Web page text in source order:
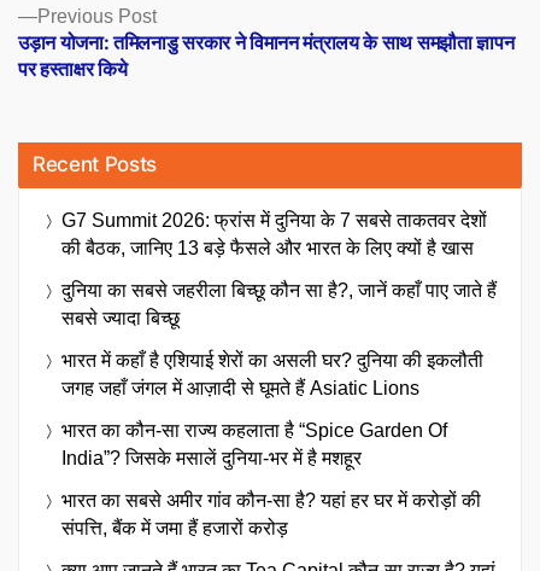
Previous PostPrevious
post:
उड़ान योजना: तमिलनाडु सरकार ने विमानन मंत्रालय के साथ समझौता ज्ञापन
पर हस्ताक्षर किये
Recent Posts
G7 Summit 2026: फ्रांस में दुनिया के 7 सबसे ताकतवर देशों
की बैठक, जानिए 13 बड़े फैसले और भारत के लिए क्यों है खास
दुनिया का सबसे जहरीला बिच्छू कौन सा है?, जानें कहाँ पाए जाते हैं
सबसे ज्यादा बिच्छू
भारत में कहाँ है एशियाई शेरों का असली घर? दुनिया की इकलौती
जगह जहाँ जंगल में आज़ादी से घूमते हैं Asiatic Lions
भारत का कौन-सा राज्य कहलाता है “Spice Garden Of
India”? जिसके मसालें दुनिया-भर में है मशहूर
भारत का सबसे अमीर गांव कौन-सा है? यहां हर घर में करोड़ों की
संपत्ति, बैंक में जमा हैं हजारों करोड़